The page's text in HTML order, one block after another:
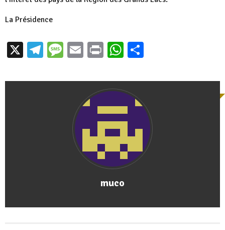
La Présidence
X Telegram
Message
EmailPrintWhatsApp
muco